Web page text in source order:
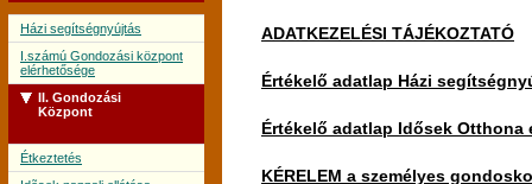
Házi segítségnyújtás
I.számú Gondozási központ
elérhetősége
II. Gondozási
Központ
Étkeztetés
ADATKEZELÉSI TÁJÉKOZTATÓ
Értékelő adatlap Házi
Értékelő adatlap Idősek Otthona
KÉRELEM a személyes